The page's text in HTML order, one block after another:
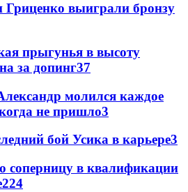
выиграли бронзу
прыгунья в высоту
за допинг37
молился каждое
не пришло3
бой Усика в карьере3
соперницу в квалификации
224